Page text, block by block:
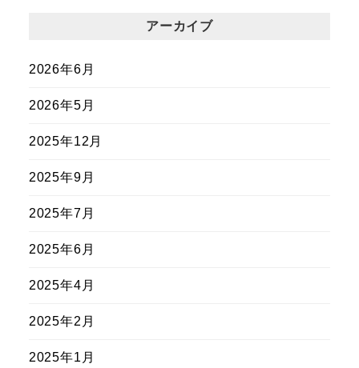
アーカイブ
2026年6月
2026年5月
2025年12月
2025年9月
2025年7月
2025年6月
2025年4月
2025年2月
2025年1月